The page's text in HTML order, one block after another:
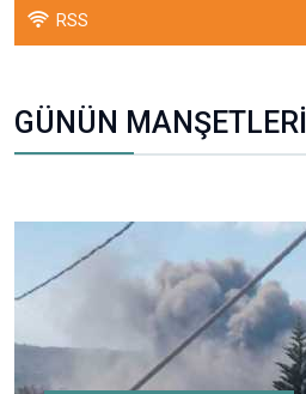
RSS
GÜNÜN MANŞETLERİ